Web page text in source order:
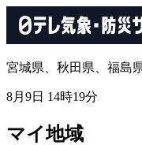
宮城県、秋田県、福島
8月9日 14時19分
マイ地域